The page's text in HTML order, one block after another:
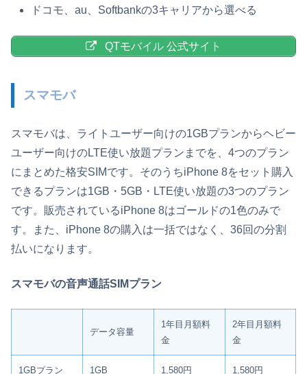
ドコモ、au、Softbankの3キャリアから選べる
QTモバイル 公式サイト
スマモバ
スマモバは、ライトユーザー向けの1GBプランからヘビー
ユーザー向けのLTE使い放題プランまでを、4つのプラン
にまとめた格安SIMです。そのうちiPhone 8をセット購入
できるプランは1GB・5GB・LTE使い放題の3つのプラン
です。販売されているiPhone 8はゴールドの1色のみで
す。また、iPhone 8の購入は一括ではなく、36回の分割
払いになります。
スマモバの音声通話SIMプラン
データ容量
1年目月額料
金
2年目月額料
金
1GBプラン 1GB 1,580円 1,580円